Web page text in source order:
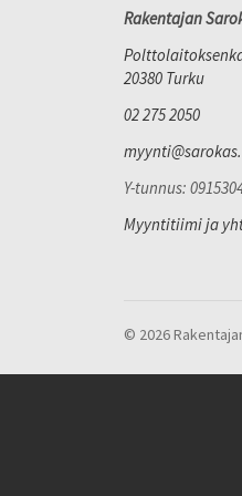
Rakentajan
20380 Turku
02 275 2050
Y-tunnus:
Myyntitiimi ja
© 2026